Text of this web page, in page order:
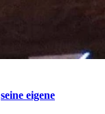
seine eigene